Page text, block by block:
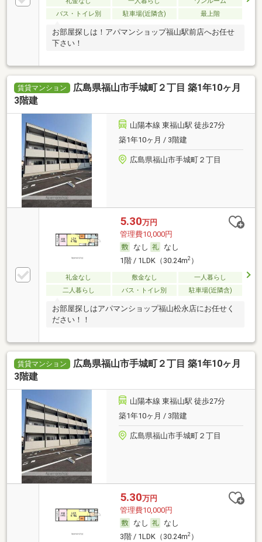
バス・トイレ別
駐車場(近隣含) 最上階
お部屋探しは！アパマンショップ福山駅前店へお任せ
下さい！
賃貸マンション
広島県福山市手城町２丁目 築1年10ヶ月
3階建
山陽本線 東福山駅 徒歩27分
築1年10ヶ月 / 3階建
広島県福山市手城町２丁目
5.30万円
管理費10,000円
なし
なし
1階 / 1LDK（30.24m2）
礼金なし 敷金なし
一人暮らし
二人暮らし
バス・トイレ別 駐車場(近隣含)
お部屋探しはアパマンショップ福山松永店にお任せく
ださい！！
賃貸マンション
広島県福山市手城町２丁目 築1年10ヶ月
3階建
山陽本線 東福山駅 徒歩27分
築1年10ヶ月 / 3階建
広島県福山市手城町２丁目
5.30万円
管理費10,000円
なし
なし
3階 / 1LDK（30.24m2）